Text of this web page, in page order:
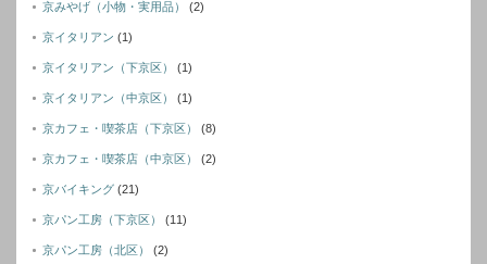
京みやげ（小物・実用品） (2)
京イタリアン (1)
京イタリアン（下京区） (1)
京イタリアン（中京区） (1)
京カフェ・喫茶店（下京区） (8)
京カフェ・喫茶店（中京区） (2)
京バイキング (21)
京パン工房（下京区） (11)
京パン工房（北区） (2)